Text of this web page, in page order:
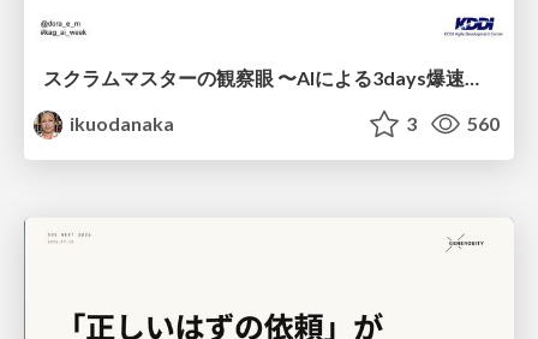
ikuodanaka
3 560